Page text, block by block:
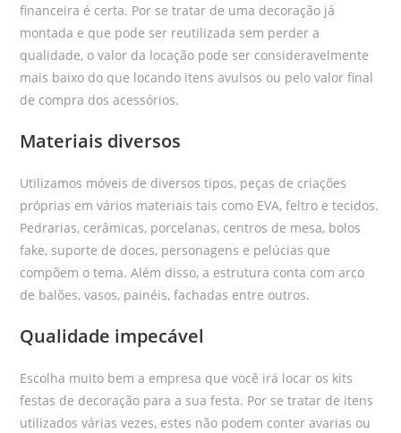
financeira é certa. Por se tratar de uma decoração já
montada e que pode ser reutilizada sem perder a
qualidade, o valor da locação pode ser consideravelmente
mais baixo do que locando itens avulsos ou pelo valor final
de compra dos acessórios.
Materiais diversos
Utilizamos móveis de diversos tipos, peças de criações
próprias em vários materiais tais como EVA, feltro e tecidos.
Pedrarias, cerâmicas, porcelanas, centros de mesa, bolos
fake, suporte de doces, personagens e pelúcias que
compõem o tema. Além disso, a estrutura conta com arco
de balões, vasos, painéis, fachadas entre outros.
Qualidade impecável
Escolha muito bem a empresa que você irá locar os kits
festas de decoração para a sua festa. Por se tratar de itens
utilizados várias vezes, estes não podem conter avarias ou